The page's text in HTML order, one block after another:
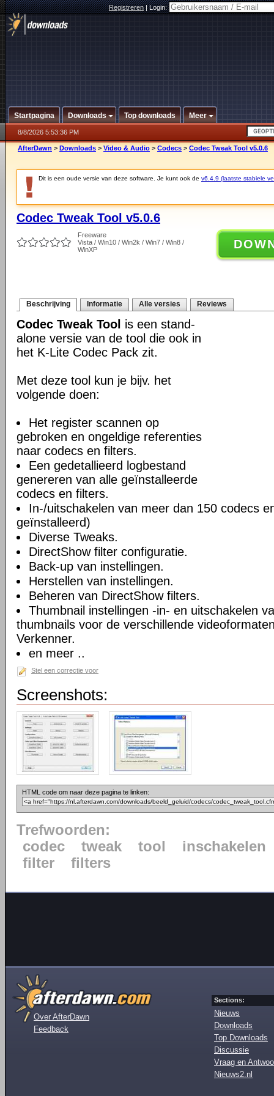
Registreren|Login:
Startpagina Downloads Top downloads Meer
8/8/2026 5:53:36 PM
AfterDawn > Downloads > Video & Audio > Codecs > Codec Tweak Tool v5.0.6
Dit is een oude versie van deze software. Je kunt ook de v6.4.9 (laatste stabiele
Codec Tweak Tool v5.0.6
Freeware
Vista / Win10 / Win2k / Win7 / Win8 /
WinXP
Beschrijving Informatie Alle versies Reviews
Codec Tweak Tool is een stand-
alone versie van de tool die ook in
het K-Lite Codec Pack zit.
Met deze tool kun je bijv. het
volgende doen:
Het register scannen op
gebroken en ongeldige referenties
naar codecs en filters.
Een gedetallieerd logbestand
genereren van alle geïnstalleerde
codecs en filters.
In-/uitschakelen van meer dan 150 codecs
geïnstalleerd)
Diverse Tweaks.
DirectShow filter configuratie.
Back-up van instellingen.
Herstellen van instellingen.
Beheren van DirectShow filters.
Thumbnail instellingen -in- en uitschakelen
thumbnails voor de verschillende
Verkenner.
en meer ..
Stel een correctie voor
Screenshots:
HTML code om naar deze pagina te linken:
Trefwoorden:
codec
tweak tool
inschakelen
filter
filters
Over AfterDawn
Feedback
Sections:
Nieuws
Downloads
Top Downloads
Discussie
Vraag en
Nieuws2.nl